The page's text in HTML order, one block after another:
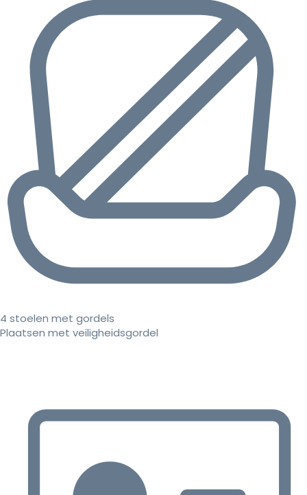
4 stoelen met gordels
Plaatsen met veiligheidsgordel